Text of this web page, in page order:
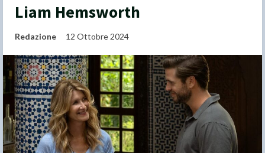
Liam Hemsworth
Redazione 12 Ottobre 2024